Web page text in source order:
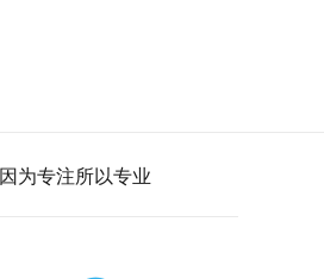
因为专注所以专业